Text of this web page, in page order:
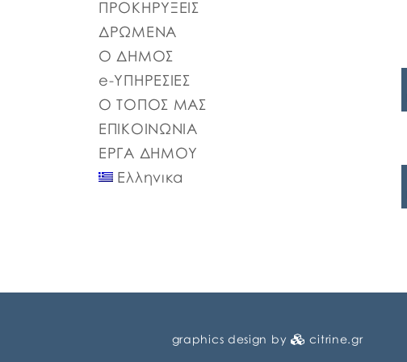
σύμφωνα με: α) το άρθρο 77 του Ν.
4555/2018 που αντικατέστησε το άρθρο 75
του Ν.3852/2010, β) το […]
ΠΡΟΚΗΡΥΞΕΙΣ
ΔΡΩΜΕΝΑ
Ο ΔΗΜΟΣ
e-ΥΠΗΡΕΣΙΕΣ
Ο ΤΟΠΟΣ ΜΑΣ
ΕΠΙΚΟΙΝΩΝΙΑ
ΕΡΓΑ ΔΗΜΟΥ
Ελληνικα
graphics design by citrine.gr